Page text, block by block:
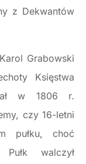
z Dekwantów
Grabowski
Księstwa
w 1806 r.
czy 16-letni
pułku, choć
walczył